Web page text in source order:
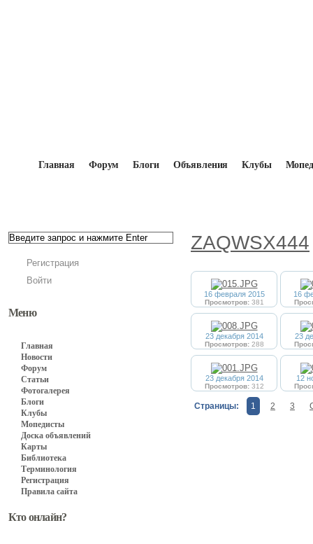
Главная Форум Блоги Объявления Клубы
Регистрация
Войти
Меню
Главная
Новости
Форум
Статьи
Фотогалерея
Блоги
Клубы
Мопедисты
Доска объявлений
Карты
Библиотека
Терминология
Регистрация
Правила сайта
Кто онлайн?
ZAQWSX444
16 февраля 2015
Просмотров:381
16
23 декабря 2014
Просмотров:288
23
23 декабря 2014
Просмотров:312
12
Страницы: 1 2 3